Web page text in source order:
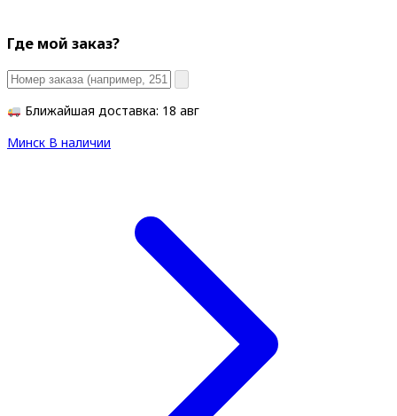
Где мой заказ?
Ближайшая доставка: 18 авг
Минск В наличии